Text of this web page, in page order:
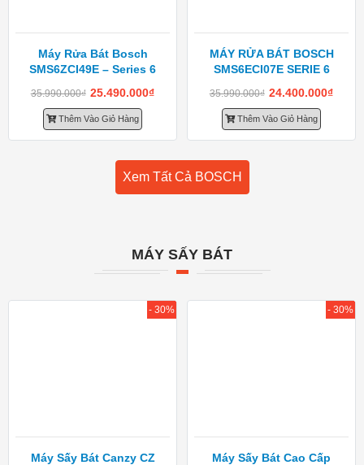
Máy Rửa Bát Bosch
SMS6ZCI49E – Series 6
35.990.000₫ 25.490.000₫
Thêm Vào Giỏ Hàng
MÁY RỬA BÁT BOSCH
SMS6ECI07E SERIE 6
35.990.000₫ 24.400.000₫
Thêm Vào Giỏ Hàng
Xem Tất Cả BOSCH
MÁY SẤY BÁT
Máy Sấy Bát Canzy CZ
- 30%
Máy Sấy Bát Cao Cấp
- 30%